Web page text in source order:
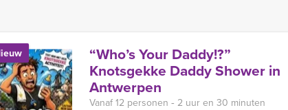
“Who’s Your Daddy!?”
Knotsgekke Daddy Shower in
Antwerpen
Vanaf 12 personen ‐ 2 uur en 30 minuten